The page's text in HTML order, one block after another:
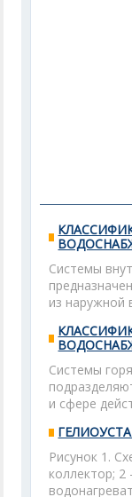
Системы
из наружной
Системы
и сфере
Рисунок 1.
коллектор; 2